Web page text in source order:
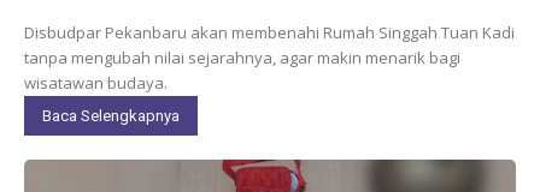
Disbudpar Pekanbaru akan membenahi Rumah Singgah Tuan Kadi
tanpa mengubah nilai sejarahnya, agar makin menarik bagi
wisatawan budaya.
Baca Selengkapnya